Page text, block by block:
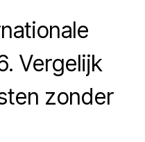
Vergelijk
zonder